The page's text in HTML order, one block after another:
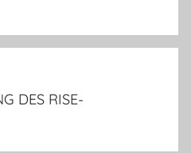
DES RISE-